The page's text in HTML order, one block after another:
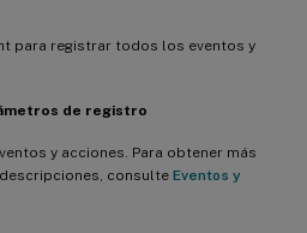
para registrar todos los eventos y
de registro
y acciones. Para obtener más
consulte Eventos y